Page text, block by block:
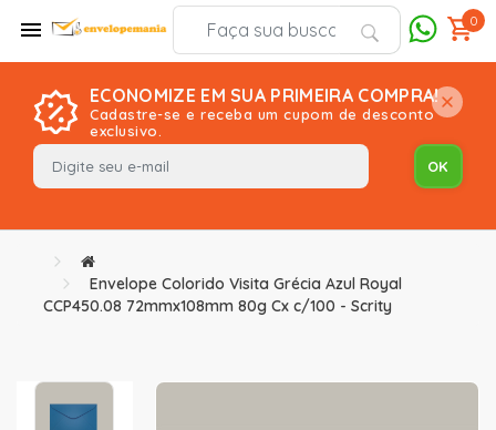
0
ECONOMIZE EM SUA PRIMEIRA COMPRA!
Cadastre-se e receba um cupom de desconto
exclusivo.
Envelope Colorido Visita Grécia Azul Royal
CCP450.08 72mmx108mm 80g Cx c/100 - Scrity